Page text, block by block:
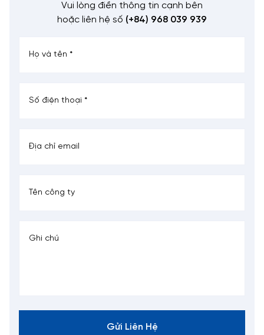
Vui lòng điền thông tin cạnh bên
hoặc liên hệ số (+84) 968 039 939
Gửi Liên Hệ